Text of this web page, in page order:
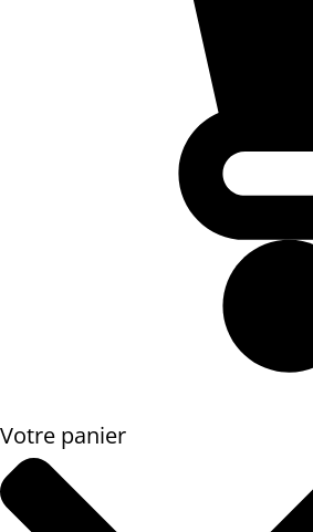
Votre panier